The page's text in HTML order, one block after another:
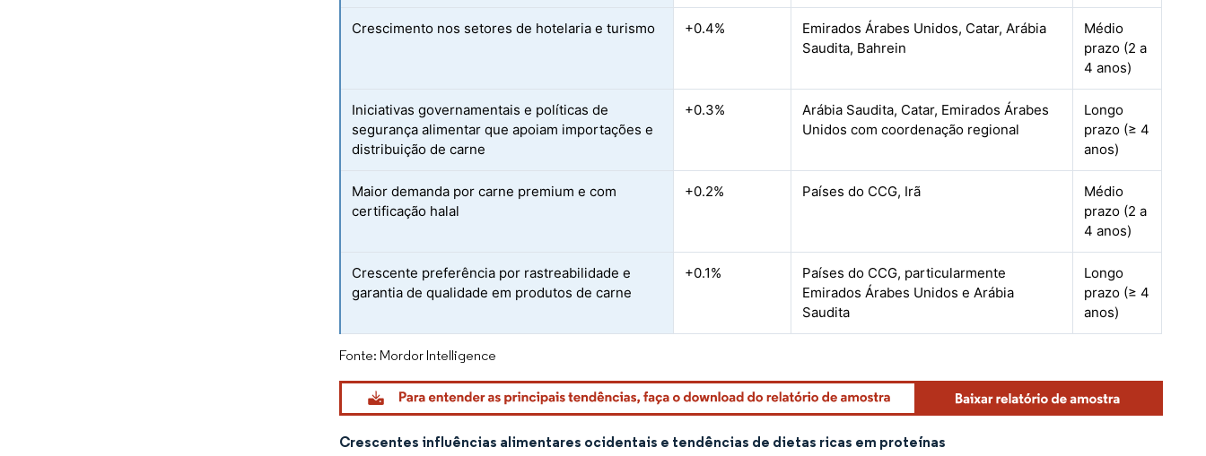
Crescimento nos setores de hotelaria e turismo +0.4%
Emirados Árabes Unidos, Catar, Arábia
Saudita, Bahrein
Médio
prazo (2 a
4 anos)
Iniciativas governamentais e políticas de
segurança alimentar que apoiam importações e
distribuição de carne
+0.3%
Arábia Saudita, Catar, Emirados Árabes
Unidos com coordenação regional
Longo
prazo (≥ 4
anos)
Maior demanda por carne premium e com
certificação halal
+0.2% Países do CCG, Irã
Médio
prazo (2 a
4 anos)
Crescente preferência por rastreabilidade e
garantia de qualidade em produtos de carne
+0.1%
Países do CCG, particularmente
Emirados Árabes Unidos e Arábia
Saudita
Longo
prazo (≥ 4
anos)
Fonte: Mordor Intelligence
Crescentes influências alimentares ocidentais e tendências de dietas ricas em proteínas